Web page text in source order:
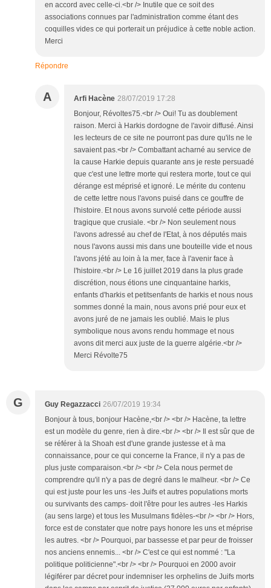
en accord avec celle-ci.<br /> Inutile que ce soit des
associations connues par l'administration comme étant des
coquilles vides ce qui porterait un préjudice à cette noble action.
Merci
Répondre
A Arfi Hacène 28/07/2019 17:28
Bonjour, Révoltes75.<br /> Oui! Tu as doublement
raison. Merci à Harkis dordogne de l'avoir diffusé. Ainsi
les lecteurs de ce site ne pourront pas dure qu'ils ne le
savaient pas.<br /> Combattant acharné au service de
la cause Harkie depuis quarante ans je reste persuadé
que c'est une lettre morte qui restera morte, tout ce qui
dérange est méprisé et ignoré. Le mérite du contenu
de cette lettre nous l'avons puisé dans ce gouffre de
l'histoire. Et nous avons survolé cette période aussi
tragique que crusiale. <br /> Non seulement nous
l'avons adressé au chef de l'Etat, à nos députés mais
nous l'avons aussi mis dans une bouteille vide et nous
l'avons jété au loin à la mer, face à l'avenir face à
l'histoire.<br /> Le 16 juillet 2019 dans la plus grade
discrétion, nous étions une cinquantaine harkis,
enfants d'harkis et petitsenfants de harkis et nous nous
sommes donné la main, nous avons prié pour eux et
avons juré de ne jamais les oublié. Mais le plus
symbolique nous avons rendu hommage et nous
avons dit merci aux juste de la guerre algérie.<br />
Merci Révolte75
G Guy Regazzacci 26/07/2019 19:34
Bonjour à tous, bonjour Hacène,<br /> <br /> Hacène, ta lettre
est un modèle du genre, rien à dire.<br /> <br /> Il est sûr que de
se référer à la Shoah est d'une grande justesse et à ma
connaissance, pour ce qui concerne la France, il n'y a pas de
plus juste comparaison.<br /> <br /> Cela nous permet de
comprendre qu'il n'y a pas de degré dans le malheur. <br /> Ce
qui est juste pour les uns -les Juifs et autres populations morts
ou survivants des camps- doit l'être pour les autres -les Harkis
(au sens large) et tous les Musulmans fidèles-<br /> <br /> Hors,
force est de constater que notre pays honore les uns et méprise
les autres. <br /> Pourquoi, par bassesse et par peur de froisser
nos anciens ennemis... <br /> C'est ce qui est nommé : "La
politique politicienne".<br /> <br /> Pourquoi en 2000 avoir
légiférer par décret pour indemniser les orphelins de Juifs morts